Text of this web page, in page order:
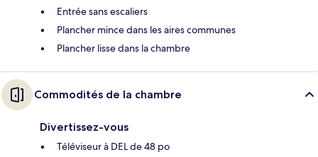
Entrée sans escaliers
Plancher mince dans les aires communes
Plancher lisse dans la chambre
Commodités de la chambre
Divertissez-vous
Téléviseur à DEL de 48 po